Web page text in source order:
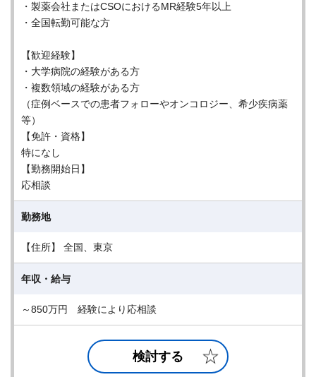
・製薬会社またはCSOにおけるMR経験5年以上
・全国転勤可能な方
【歓迎経験】
・大学病院の経験がある方
・複数領域の経験がある方
（症例ベースでの患者フォローやオンコロジー、希少疾病薬
等）
【免許・資格】
特になし
【勤務開始日】
応相談
勤務地
【住所】 全国、東京
年収・給与
～850万円 経験により応相談
検討する